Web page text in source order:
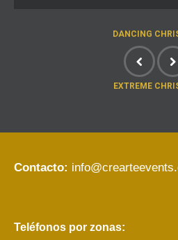
DANCING
EXTREME
Contacto:
Teléfonos por zonas: